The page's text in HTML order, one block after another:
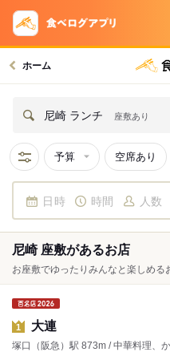
ホーム
尼崎 ランチ 座敷あり
予算 空席あり
日時 時間 人数
尼崎 座敷があるお店
お座敷でゆったりみんなと楽しめる
1 大連
塚口（阪急）駅 873m / 中華料理、